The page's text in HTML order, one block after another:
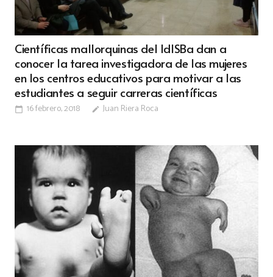
Científicas mallorquinas del IdISBa dan a
conocer la tarea investigadora de las mujeres
en los centros educativos para motivar a las
estudiantes a seguir carreras científicas
calendar_today 16 febrero, 2018 edit Juan Riera Roca